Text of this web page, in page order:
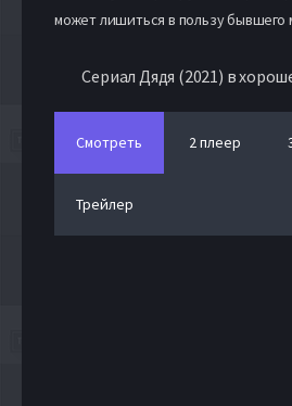
может лишиться в пользу бывшего
Сериал Дядя (2021) в
Смотреть 2 плеер
Трейлер